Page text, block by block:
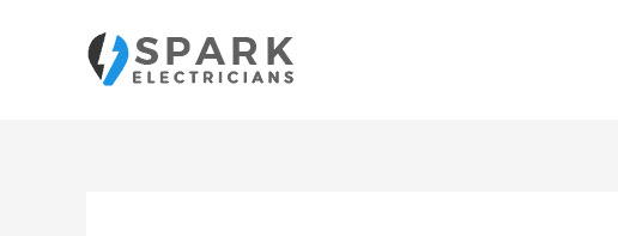
contenido